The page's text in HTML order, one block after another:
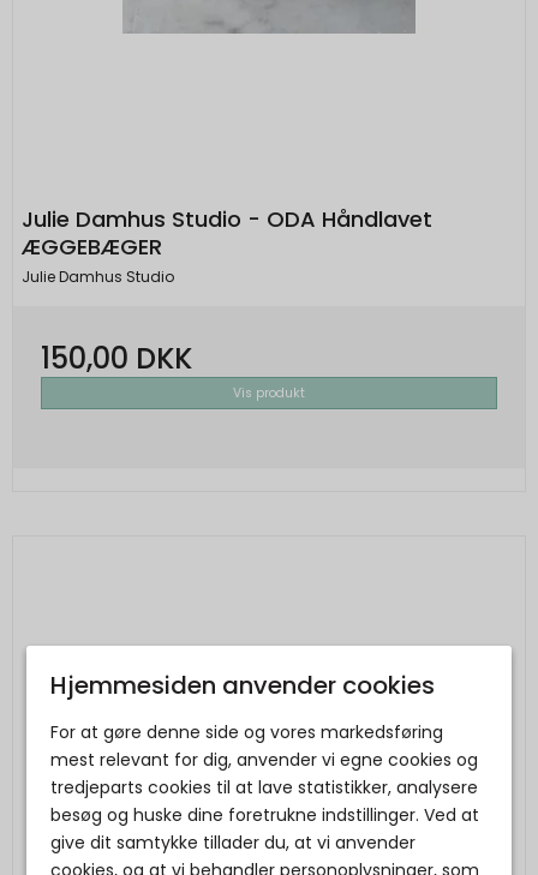
Julie Damhus Studio - ODA Håndlavet
ÆGGEBÆGER
Julie Damhus Studio
150,00 DKK
Vis produkt
Hjemmesiden anvender cookies
For at gøre denne side og vores markedsføring
mest relevant for dig, anvender vi egne cookies og
tredjeparts cookies til at lave statistikker, analysere
besøg og huske dine foretrukne indstillinger. Ved at
give dit samtykke tillader du, at vi anvender
cookies, og at vi behandler personoplysninger, som